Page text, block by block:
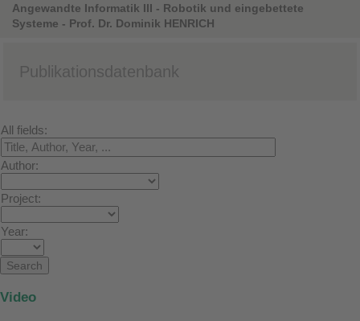
Angewandte Informatik III - Robotik und eingebettete
Systeme - Prof. Dr. Dominik HENRICH
Publikationsdatenbank
All fields:
Author:
Project:
Year:
Video